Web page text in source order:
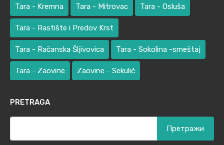
Tara - Kremna Tara - Mitrovac Tara - Osluša
Tara - Rastište i Predov Krst
Tara - Račanska Šljivovica Tara - Sokolina -smeštaj
Tara - Zaovine Zaovine - Sekulić
PRETRAGA